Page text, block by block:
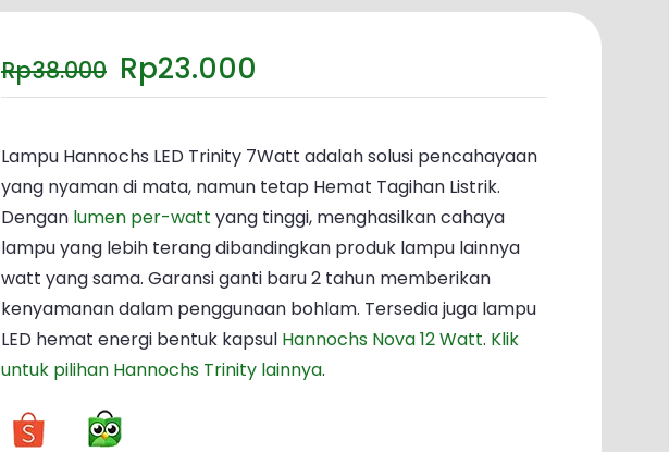
Rp38.000 Harga
aslinya
Rp38.000.
Rp23.000
saat
adalah:
Rp23.000.
Lampu Hannochs LED Trinity 7Watt adalah solusi pencahayaan
yang nyaman di mata, namun tetap Hemat Tagihan Listrik.
Dengan lumen per-watt yang tinggi, menghasilkan cahaya
lampu yang lebih terang dibandingkan produk lampu lainnya
watt yang sama. Garansi ganti baru 2 tahun memberikan
kenyamanan dalam penggunaan bohlam. Tersedia juga lampu
LED hemat energi bentuk kapsul Hannochs Nova 12 Watt. Klik
untuk pilihan Hannochs Trinity lainnya.